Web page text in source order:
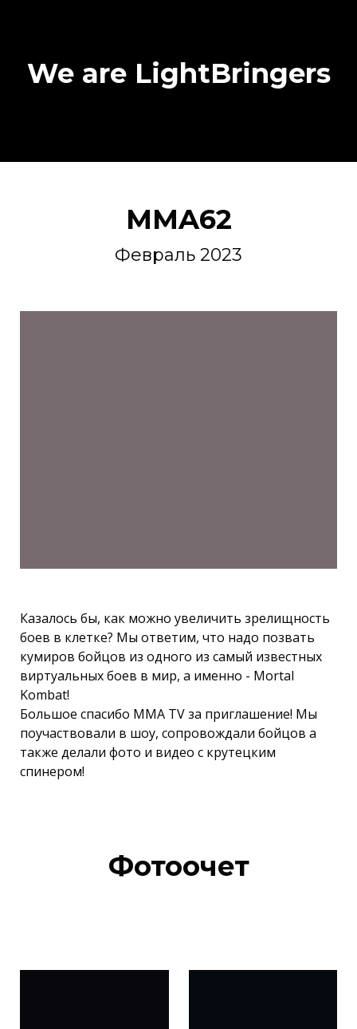
We are LightBringers
MMA62
Февраль 2023
Казалось бы, как можно увеличить зрелищность
боев в клетке? Мы ответим, что надо позвать
кумиров бойцов из одного из самый известных
виртуальных боев в мир, а именно - Mortal
Kombat!
Большое спасибо MMA TV за приглашение! Мы
поучаствовали в шоу, сопровождали бойцов а
также делали фото и видео с крутецким
спинером!
Фотоочет